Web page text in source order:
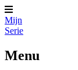
Mijn
Serie
Menu